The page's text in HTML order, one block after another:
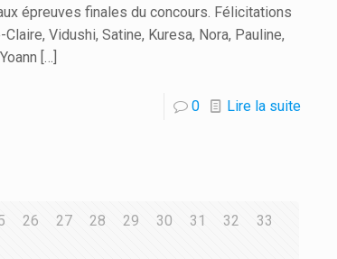
épreuves finales du concours. Félicitations
Claire, Vidushi, Satine, Kuresa, Nora, Pauline,
[…]
0 Lire la suite
26 27 28 29 30 31 32
33